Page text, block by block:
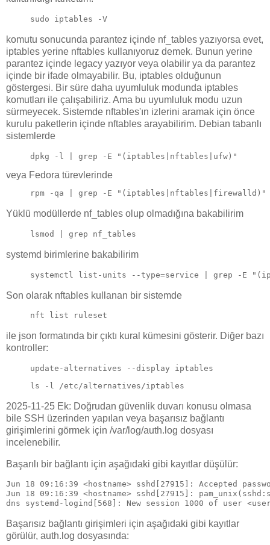
sudo iptables -V
komutu sonucunda parantez içinde nf_tables yazıyorsa evet,
iptables yerine nftables kullanıyoruz demek. Bunun yerine
parantez içinde legacy yazıyor veya olabilir ya da parantez
içinde bir ifade olmayabilir. Bu, iptables olduğunun
göstergesi. Bir süre daha uyumluluk modunda iptables
komutları ile çalışabiliriz. Ama bu uyumluluk modu uzun
sürmeyecek. Sistemde nftables'ın izlerini aramak için önce
kurulu paketlerin içinde nftables arayabilirim. Debian tabanlı
sistemlerde
dpkg -l | grep -E "(iptables|nftables|ufw)"
veya Fedora türevlerinde
rpm -qa | grep -E "(iptables|nftables|firewalld)"
Yüklü modüllerde nf_tables olup olmadığına bakabilirim
lsmod | grep nf_tables
systemd birimlerine bakabilirim
systemctl list-units --type=service | grep -E
Son olarak nftables kullanan bir sistemde
nft list ruleset
ile json formatında bir çıktı kural kümesini gösterir. Diğer bazı
kontroller:
update-alternatives --display iptables
ls -l /etc/alternatives/iptables
2025-11-25 Ek: Doğrudan güvenlik duvarı konusu olmasa
bile SSH üzerinden yapılan veya başarısız bağlantı
girişimlerini görmek için /var/log/auth.log dosyası
incelenebilir.
Başarılı bir bağlantı için aşağıdaki gibi kayıtlar düşülür:
Jun 18 09:16:39 <hostname> sshd[27915]: Accepted
Jun 18 09:16:39 <hostname> sshd[27915]:
dns systemd-logind[568]: New session 1000 of user
Başarısız bağlantı girişimleri için aşağıdaki gibi kayıtlar
görülür, auth.log dosyasında: